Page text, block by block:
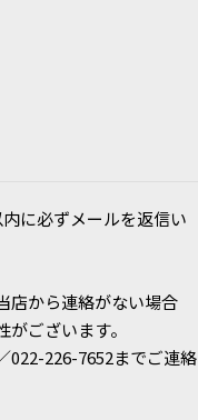
に必ずメールを返信い
店から連絡がない場合
ございます。
022-226-7652までご連絡